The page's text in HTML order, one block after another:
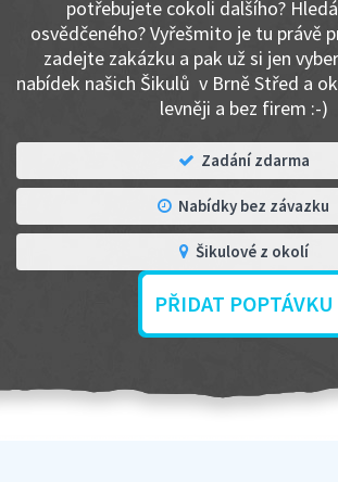
potřebujete cokoli dalšího?
osvědčeného? Vyřešmito je tu právě
zadejte zakázku a pak už si jen
nabídek našich Šikulů v Brně Střed a
levněji a bez firem :-)
Zadání zdarma
Nabídky bez závazku
Šikulové z okolí
PŘIDAT POPTÁVKU